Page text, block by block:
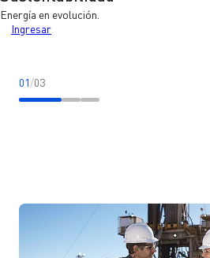
Energía en evolución.
Ir a sustentabilidad
Ingresar
01/03